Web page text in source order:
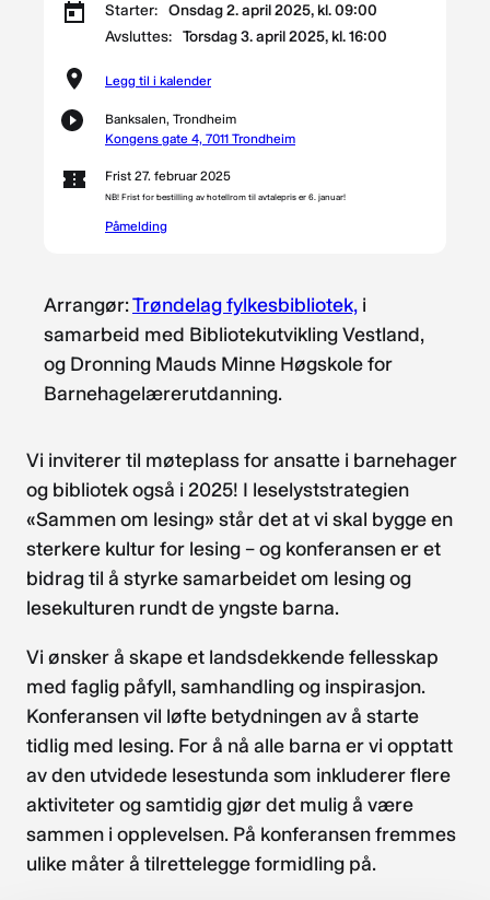
Starter: Onsdag 2. april 2025, kl. 09:00
Avsluttes: Torsdag 3. april 2025, kl. 16:00
Legg til i kalender
Banksalen, Trondheim
Kongens gate 4, 7011 Trondheim
Frist 27. februar 2025
NB! Frist for bestilling av hotellrom til avtalepris er 6. januar!
Påmelding
Arrangør:Trøndelag fylkesbibliotek, i
samarbeid med Bibliotekutvikling Vestland,
og Dronning Mauds Minne Høgskole for
Barnehagelærerutdanning.
Vi inviterer til møteplass for ansatte i barnehager
og bibliotek også i 2025! I leselyststrategien
«Sammen om lesing» står det at vi skal bygge en
sterkere kultur for lesing – og konferansen er et
bidrag til å styrke samarbeidet om lesing og
lesekulturen rundt de yngste barna.
Vi ønsker å skape et landsdekkende fellesskap
med faglig påfyll, samhandling og inspirasjon.
Konferansen vil løfte betydningen av å starte
tidlig med lesing. For å nå alle barna er vi opptatt
av den utvidede lesestunda som inkluderer flere
aktiviteter og samtidig gjør det mulig å være
sammen i opplevelsen. På konferansen fremmes
ulike måter å tilrettelegge formidling på.